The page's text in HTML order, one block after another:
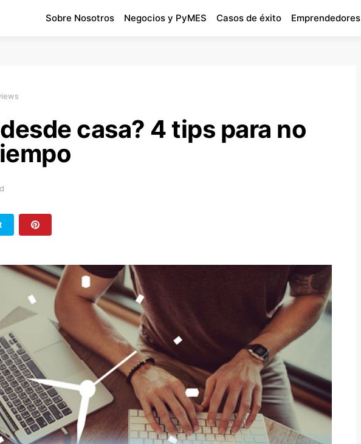
Sobre Nosotros Negocios y PyMES Casos de éxito Emprendedores
casa? 4 tips para no